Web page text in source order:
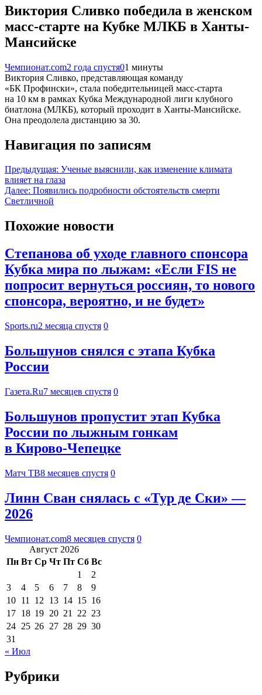
Виктория Сливко победила в женском
масс-старте на Кубке МЛКБ в Ханты-
Мансийске
Чемпионат.com2 года спустя01 минуты
Виктория Сливко, представляющая команду
«БК Профински», стала победительницей масс-старта
на 10 км в рамках Кубка Международной лиги клубного
биатлона (МЛКБ), который проходит в Ханты-Мансийске.
Она преодолела дистанцию за 30.
Навигация по записям
Предыдущая: Ученые выяснили, как изменение климата
влияет на глаза
Далее: Появились подробности обстоятельств смерти
Светличной
Похожие новости
Степанова об уходе главного спонсора
Кубка мира по лыжам: «Если FIS не
попросит вернуться россиян, то нового
спонсора, вероятно, и не будет»
Sports.ru2 месяца спустя 0
Большунов снялся с этапа Кубка
России
Газета.Ru7 месяцев спустя 0
Большунов пропустит этап Кубка
России по лыжным гонкам
в Кирово‑Чепецке
Матч ТВ8 месяцев спустя 0
Линн Сван снялась с «Тур де Ски» —
2026
Чемпионат.com8 месяцев спустя 0
Август 2026
Пн Вт Ср Чт Пт Сб Вс
1
2
3
4 5 6 7 8
9
10 11 12 13 14 15 16
17 18 19 20 21 22 23
24 25 26 27 28 29 30
31
« Июл
Рубрики